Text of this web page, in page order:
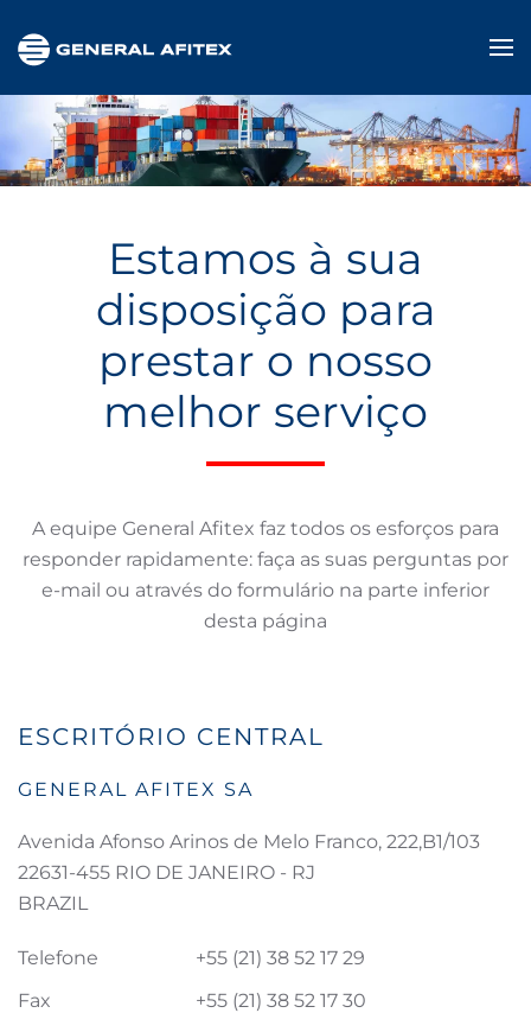
Skip to main content
Estamos à sua
disposição para
prestar o nosso
melhor serviço
A equipe General Afitex faz todos os esforços para
responder rapidamente: faça as suas perguntas por
e-mail ou através do formulário na parte inferior
desta página
ESCRITÓRIO CENTRAL
GENERAL AFITEX SA
Avenida Afonso Arinos de Melo Franco, 222,B1/103
22631-455 RIO DE JANEIRO - RJ
BRAZIL
Telefone
+55 (21) 38 52 17 29
Fax
+55 (21) 38 52 17 30